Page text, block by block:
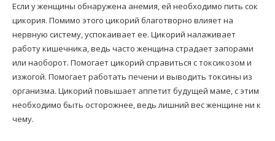
Если у женщины обнаружена анемия, ей необходимо пить сок
цикория. Помимо этого цикорий благотворно влияет на
нервную систему, успокаивает ее. Цикорий налаживает
работу кишечника, ведь часто женщина страдает запорами
или наоборот. Помогает цикорий справиться с токсикозом и
изжогой. Помогает работать печени и выводить токсины из
организма. Цикорий повышает аппетит будущей маме, с этим
необходимо быть осторожнее, ведь лишний вес женщине ни к
чему.